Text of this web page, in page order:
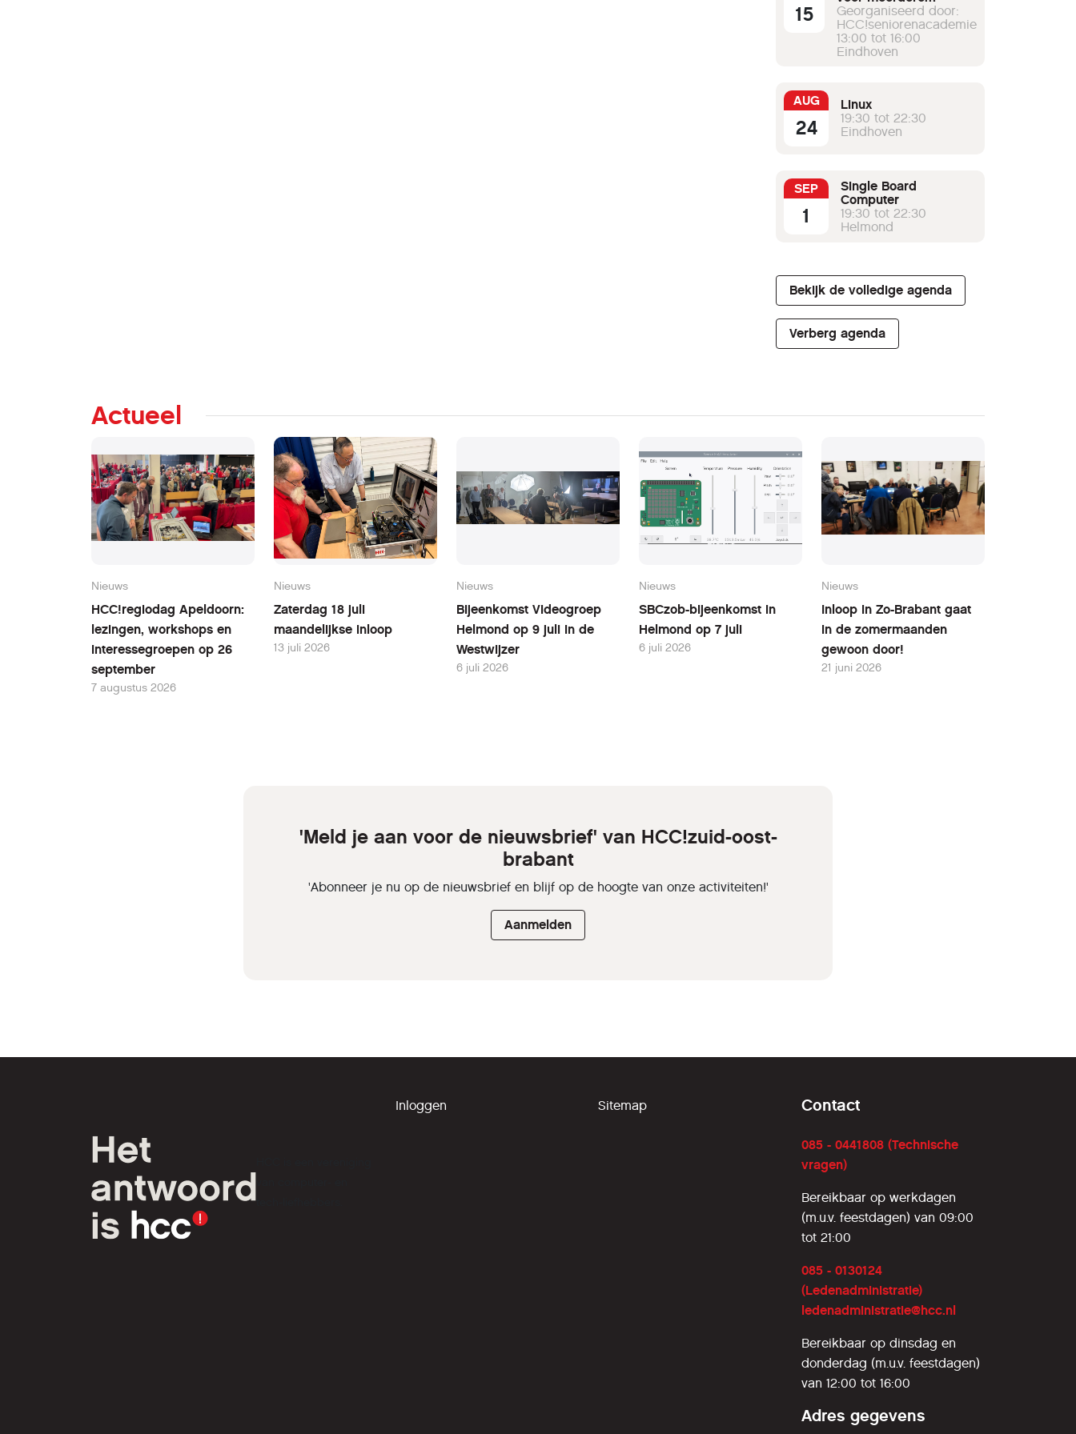
15
werkgroepen
Georganiseerd door:
HCC!seniorenacademie
13:00 tot 16:00
Eindhoven
AUG
24
Linux
19:30 tot 22:30
Eindhoven
SEP
1
Single Board
Computer
19:30 tot 22:30
Helmond
Bekijk de volledige agenda
Verberg agenda
Actueel
Nieuws
HCC!regiodag Apeldoorn:
lezingen, workshops en
interessegroepen op 26
september
7 augustus 2026
Nieuws
Zaterdag 18 juli
maandelijkse inloop
13 juli 2026
Nieuws
Bijeenkomst Videogroep
Helmond op 9 juli in de
Westwijzer
6 juli 2026
Nieuws
SBCzob-bijeenkomst in
Helmond op 7 juli
6 juli 2026
Nieuws
Inloop in Zo-Brabant gaat
in de zomermaanden
gewoon door!
21 juni 2026
'Meld je aan voor de nieuwsbrief' van HCC!zuid-oost-
brabant
'Abonneer je nu op de nieuwsbrief en blijf op de hoogte van onze activiteiten!'
Aanmelden
tech-liefhebbers.
Inloggen Sitemap Contact
085 - 0441808 (Technische
vragen)
Bereikbaar op werkdagen
(m.u.v. feestdagen) van 09:00
tot 21:00
085 - 0130124
(Ledenadministratie)
ledenadministratie@hcc.nl
Bereikbaar op dinsdag en
donderdag (m.u.v. feestdagen)
van 12:00 tot 16:00
Adres gegevens